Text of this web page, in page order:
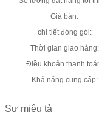
Giá bán:
chi tiết đóng gói:
Thời gian giao hàng:
Điều khoản thanh
Khả năng cung cấp:
Sự miêu tả